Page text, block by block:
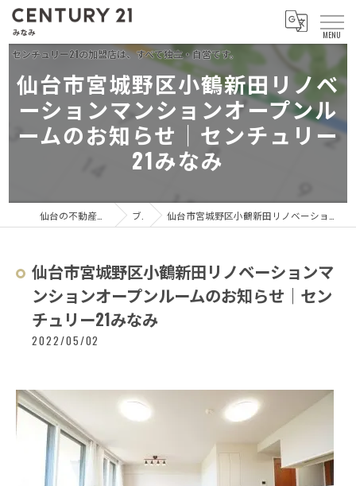
仙台市宮城野区小鶴新田リノベ
ーションマンションオープンル
ームのお知らせ｜センチュリー
21みなみ
仙台の不動産ならセンチュリー21 みなみ ブログ 仙台市宮城野区小鶴新田リノベーションマンションオープンルームのお知らせ｜センチュリー21みなみ
仙台市宮城野区小鶴新田リノベーションマ
ンションオープンルームのお知らせ｜セン
チュリー21みなみ
2022/05/02